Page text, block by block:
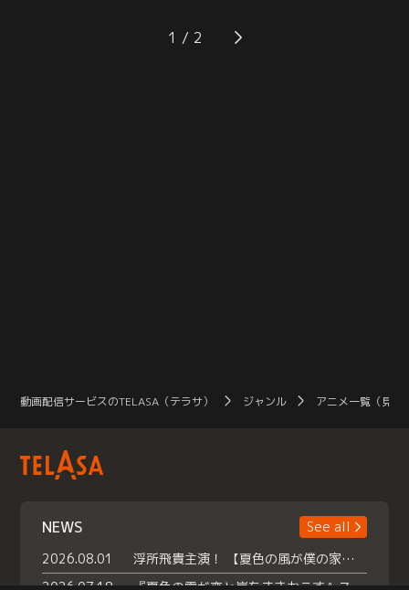
場に到着し、顔を合わせるライバル
たち。誰しも本気だが、この中で全
「私たちは全員で一つ！」--その言
葉の真の意味、背負った想いを曲に
1
動画配信サービスのTELASA（テラサ） ジャンル アニメ一覧（見放
NEWS
See all
2026.08.01
浮所飛貴主演！ 【夏色の風が僕の家にやってきた】 本日よりテラサで独占配信スタート！